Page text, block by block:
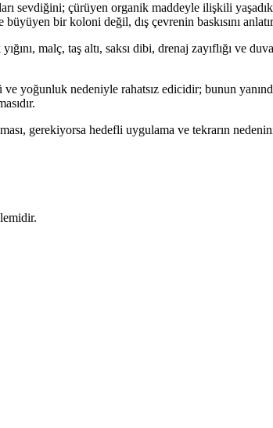
sevdiğini; çürüyen organik maddeyle ilişkili
bir koloni değil, dış çevrenin baskısını
malç, taş altı, saksı dibi, drenaj zayıflığı ve
yoğunluk nedeniyle rahatsız edicidir; bunun
gerekiyorsa hedefli uygulama ve tekrarın